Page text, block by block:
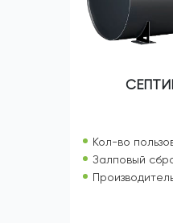
Кол-во
Залповый